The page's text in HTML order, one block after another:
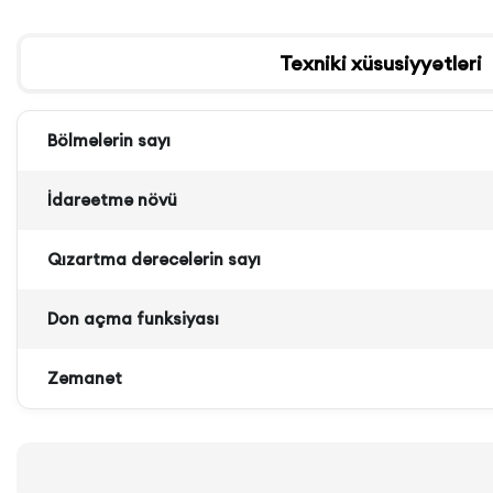
Texniki xüsusiyyətləri
Bölmələrin sayı
İdarəetmə növü
Qızartma dərəcələrin sayı
Don açma funksiyası
Zəmanət